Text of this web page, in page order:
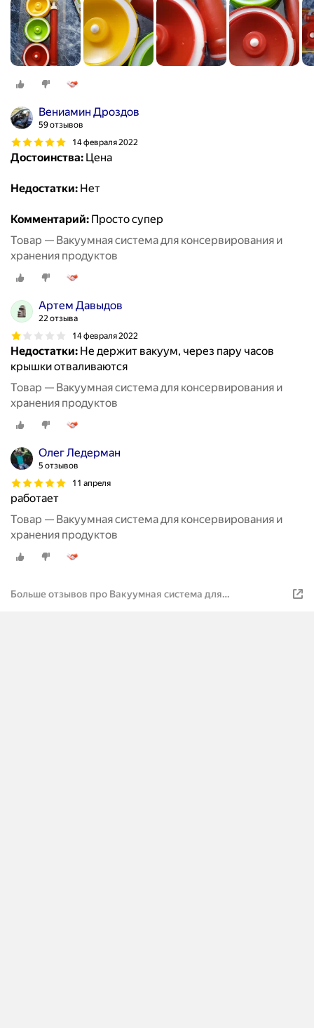
Вениамин Дроздов
59 отзывов
14 февраля 2022
Достоинства: Цена
Недостатки: Нет
Комментарий: Просто супер
Товар — Вакуумная система для консервирования и
хранения продуктов
Артем Давыдов
22 отзыва
14 февраля 2022
Недостатки: Не держит вакуум, через пару часов
крышки отваливаются
Товар — Вакуумная система для консервирования и
хранения продуктов
Олег Ледерман
5 отзывов
11 апреля
работает
Товар — Вакуумная система для консервирования и
хранения продуктов
Больше отзывов про Вакуумная система для